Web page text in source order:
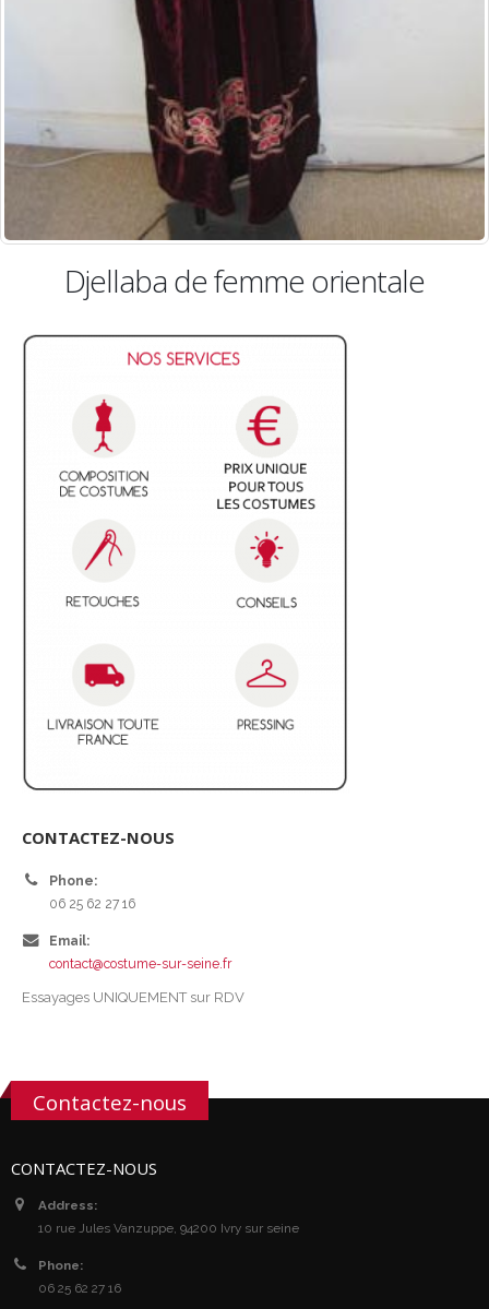
Djellaba de femme orientale
CONTACTEZ-NOUS
Phone:
06 25 62 27 16
Email:
contact@costume-sur-seine.fr
Essayages UNIQUEMENT sur RDV
Contactez-nous
CONTACTEZ-NOUS
Address:
10 rue Jules Vanzuppe, 94200 Ivry sur seine
Phone:
06 25 62 27 16